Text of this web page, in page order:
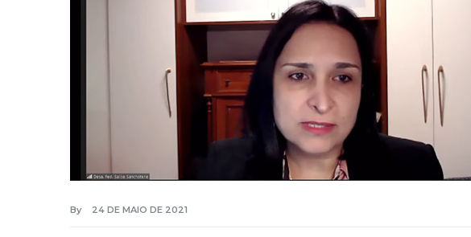
By 24 DE MAIO DE 2021